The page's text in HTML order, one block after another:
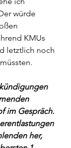
würde
KMUs
letztlich noch
im Gespräch.
her,